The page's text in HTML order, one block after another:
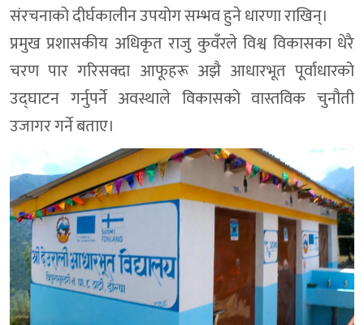
संरचनाको दीर्घकालीन उपयोग सम्भव हुने धारणा राखिन्।
प्रमुख प्रशासकीय अधिकृत राजु कुवँरले विश्व विकासका धेरै
चरण पार गरिसक्दा आफूहरू अझै आधारभूत पूर्वाधारको
उद्घाटन गर्नुपर्ने अवस्थाले विकासको वास्तविक चुनौती
उजागर गर्ने बताए।